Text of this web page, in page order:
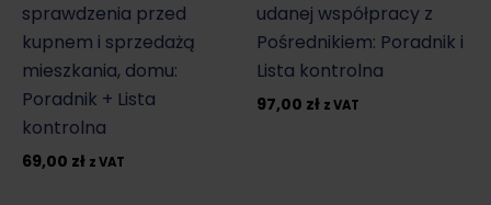
sprawdzenia przed
kupnem i sprzedażą
mieszkania, domu:
Poradnik + Lista
kontrolna
69,00 zł z VAT
udanej współpracy z
Pośrednikiem: Poradnik i
Lista kontrolna
97,00 zł z VAT